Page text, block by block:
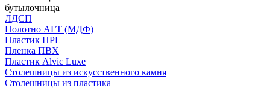
бутылочница
ЛДСП
Полотно АГТ (МДФ)
Пластик HPL
Пленка ПВХ
Пластик Alvic Luxe
Столешницы из искусственного камня
Столешницы из пластика